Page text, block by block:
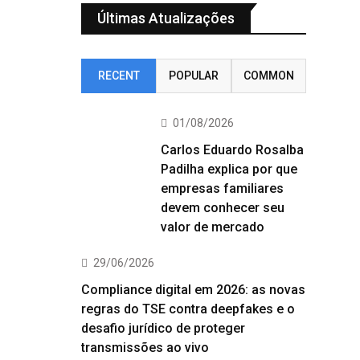
Últimas Atualizações
RECENT POPULAR COMMON
01/08/2026
Carlos Eduardo Rosalba
Padilha explica por que
empresas familiares
devem conhecer seu
valor de mercado
29/06/2026
Compliance digital em 2026: as novas
regras do TSE contra deepfakes e o
desafio jurídico de proteger
transmissões ao vivo